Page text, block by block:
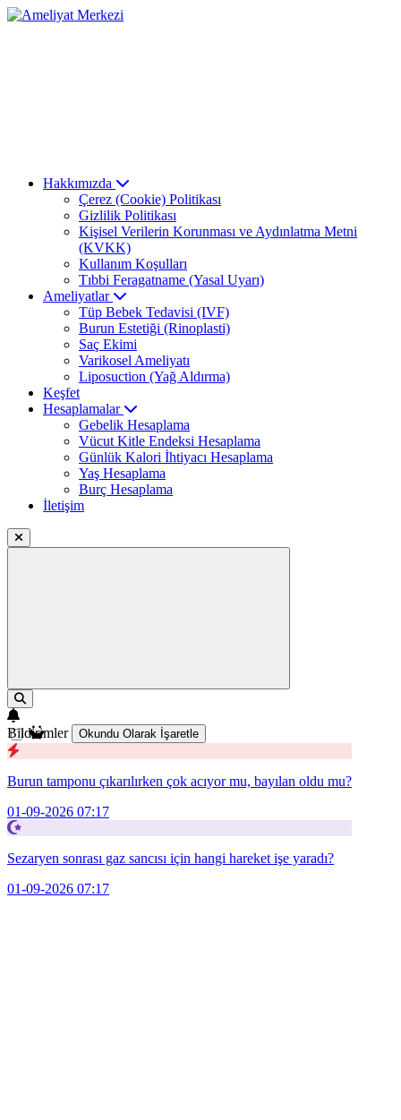
Hakkımızda
Çerez (Cookie) Politikası
Gizlilik Politikası
Kişisel Verilerin Korunması ve Aydınlatma Metni
(KVKK)
Kullanım Koşulları
Tıbbi Feragatname (Yasal Uyarı)
Ameliyatlar
Tüp Bebek Tedavisi (IVF)
Burun Estetiği (Rinoplasti)
Saç Ekimi
Varikosel Ameliyatı
Liposuction (Yağ Aldırma)
Keşfet
Hesaplamalar
Gebelik Hesaplama
Vücut Kitle Endeksi Hesaplama
Günlük Kalori İhtiyacı Hesaplama
Yaş Hesaplama
Burç Hesaplama
İletişim
Bildirimler Okundu Olarak İşaretle
Burun tamponu çıkarılırken çok acıyor mu, bayılan oldu mu?
01-09-2026 07:17
Sezaryen sonrası gaz sancısı için hangi hareket işe yaradı?
01-09-2026 07:17